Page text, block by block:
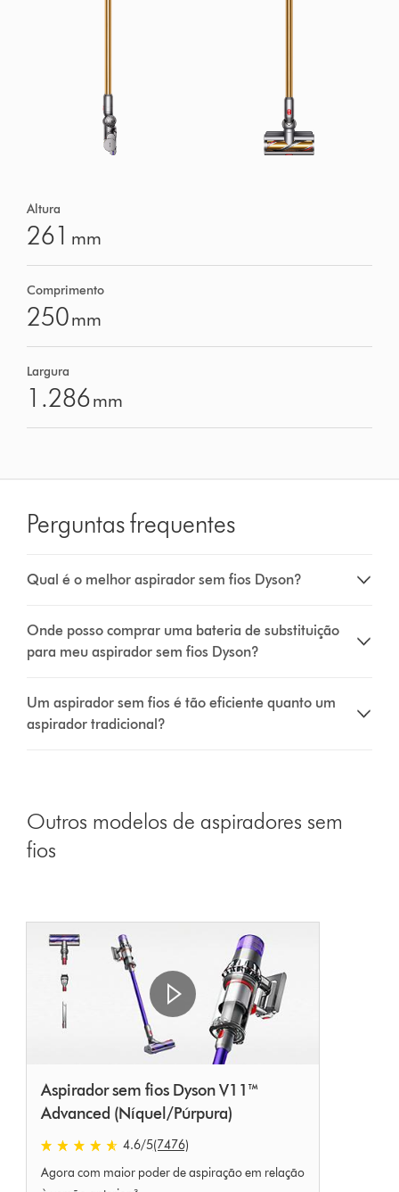
Altura
261 mm
Comprimento
250mm
Largura
1.286mm
Perguntas frequentes
Qual é o melhor aspirador sem fios Dyson?
Onde posso comprar uma bateria de substituição
para meu aspirador sem fios Dyson?
Um aspirador sem fios é tão eficiente quanto um
aspirador tradicional?
Outros modelos de aspiradores sem
fios
Aspirador sem fios Dyson V11™
Advanced (Níquel/Púrpura)
4.6 estrelas de 5 em 7476 Ratings
4.6/5(7476)
Agora com maior poder de aspiração em relação